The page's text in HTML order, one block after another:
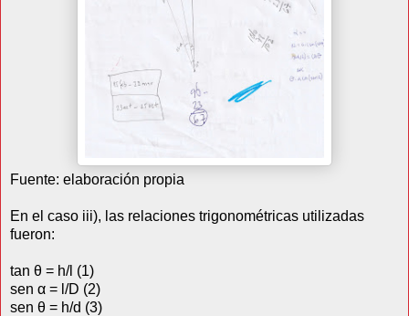
Fuente: elaboración propia
En el caso iii), las relaciones trigonométricas utilizadas
fueron:
tan θ = h/l (1)
sen α = l/D (2)
sen θ = h/d (3)